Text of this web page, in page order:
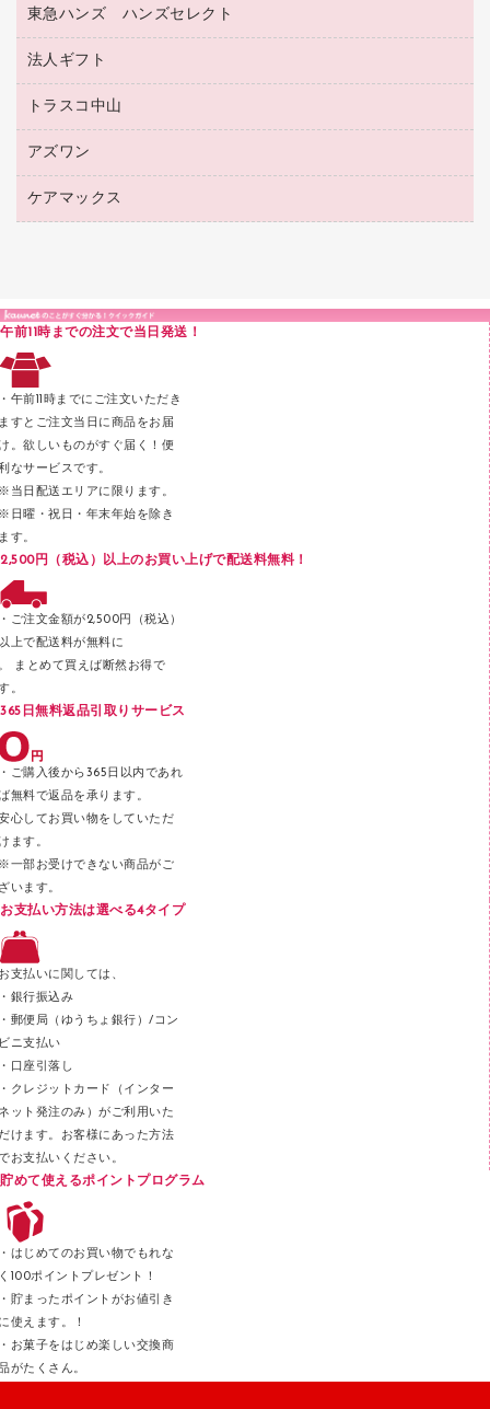
ファイルボックス
パイプ式ファイル
その他ファイル
クリヤーホルダー
クリヤーブック（差替式）
クリヤーブック（固定式）
Ｚ式ファイル
２穴リフィル・２穴インデックス
ボールペン（油性）
ボールペン（ゲルインク）
シャープペンシル用替芯
電話台
針なしステープラー
紙めくり
裁断機
印章用品
ラベル類
メンディングテープ
メッシュケース／ペンケース
フロアケース
ブックエンド／ブックスタンド
パンチ
テープカッター
その他文具
セロハンテープ
スティックのり
クリップ
カッター
店舗運営用品
陳列什器
紙手提げ袋
レジ・ポリ袋
ディスプレイ用品
カウンター／お会計用品
東急ハンズ ハンズセレクト
東急ハンズ
法人ギフト
高島屋
高島屋（食品・飲料）
カウネットギフト（食品・飲料）
トラスコ中山
建築・作業用品
アズワン
医療・介護用品（食品・飲料・食添製品）
ケアマックス
午前11時までの注文で当日発送！
午前11時までにご注文いただき
すとご注文当日に商品をお届
。欲しいものがすぐ届く！便
なサービスです。
当日配送エリアに限ります。
日曜・祝日・年末年始を除き
す。
2,500円（税込）以上のお買い上げで配送料無料！
ご注文金額が2,500円（税込）
上で配送料が無料に
まとめて買えば断然お得で
。
365日無料返品引取りサービス
ご購入後から365日以内であれ
無料で返品を承ります。
心してお買い物をしていただ
ます。
一部お受けできない商品がご
います。
お支払い方法は選べる4タイプ
支払いに関しては、
銀行振込み
郵便局（ゆうちょ銀行）/コン
ニ支払い
口座引落し
クレジットカード（インター
ット発注のみ）がご利用いた
けます。お客様にあった方法
お支払いください。
貯めて使えるポイントプログラム
はじめてのお買い物でもれな
100ポイントプレゼント！
貯まったポイントがお値引き
使えます。！
お菓子をはじめ楽しい交換商
がたくさん。